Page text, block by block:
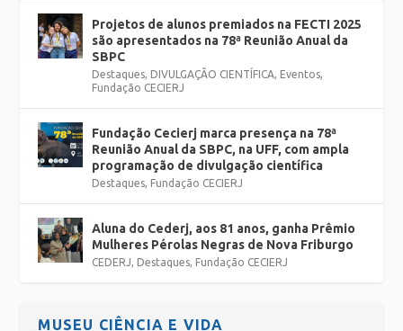
Projetos de alunos premiados na FECTI 2025
são apresentados na 78ª Reunião Anual da
SBPC
Destaques, DIVULGAÇÃO CIENTÍFICA, Eventos,
Fundação CECIERJ
Fundação Cecierj marca presença na 78ª
Reunião Anual da SBPC, na UFF, com ampla
programação de divulgação científica
Destaques, Fundação CECIERJ
Aluna do Cederj, aos 81 anos, ganha Prêmio
Mulheres Pérolas Negras de Nova Friburgo
CEDERJ, Destaques, Fundação CECIERJ
MUSEU CIÊNCIA E VIDA